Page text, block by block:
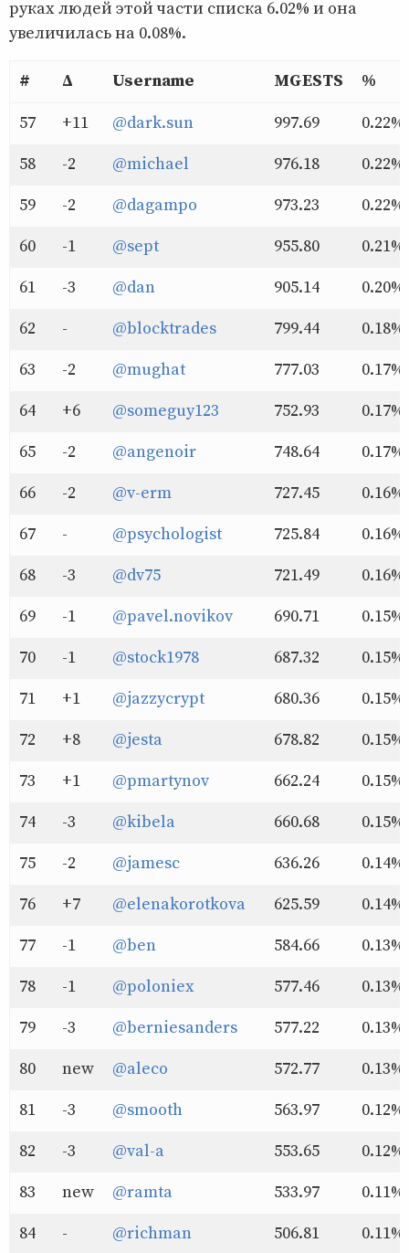
руках людей этой части списка 6.02% и она
увеличилась на 0.08%.
# Δ Username MGESTS
%
57
+11 @dark.sun 997.69
0.22%
58
-2 @michael 976.18
0.22%
59
-2 @dagampo 973.23
0.22%
60
-1 @sept 955.80
0.21%
61
-3 @dan 905.14
0.20%
62
- @blocktrades 799.44
0.18%
63
-2 @mughat 777.03
0.17%
64
+6 @someguy123 752.93
0.17%
65
-2 @angenoir 748.64
0.17%
66
-2 @v-erm 727.45
0.16%
67
- @psychologist 725.84
0.16%
68
-3 @dv75 721.49
0.16%
69
-1 @pavel.novikov 690.71
0.15%
70
-1 @stock1978 687.32
0.15%
71
+1 @jazzycrypt 680.36
0.15%
72
+8 @jesta 678.82
0.15%
73
+1 @pmartynov 662.24
0.15%
74
-3 @kibela 660.68
0.15%
75
-2 @jamesc 636.26
0.14%
76
+7 @elenakorotkova 625.59
0.14%
77
-1 @ben 584.66
0.13%
78
-1 @poloniex 577.46
0.13%
79
-3 @berniesanders 577.22
0.13%
80
new @aleco 572.77
0.13%
81
-3 @smooth 563.97
0.12%
82
-3 @val-a 553.65
0.12%
83
new @ramta 533.97
0.11%
84
- @richman 506.81
0.11%